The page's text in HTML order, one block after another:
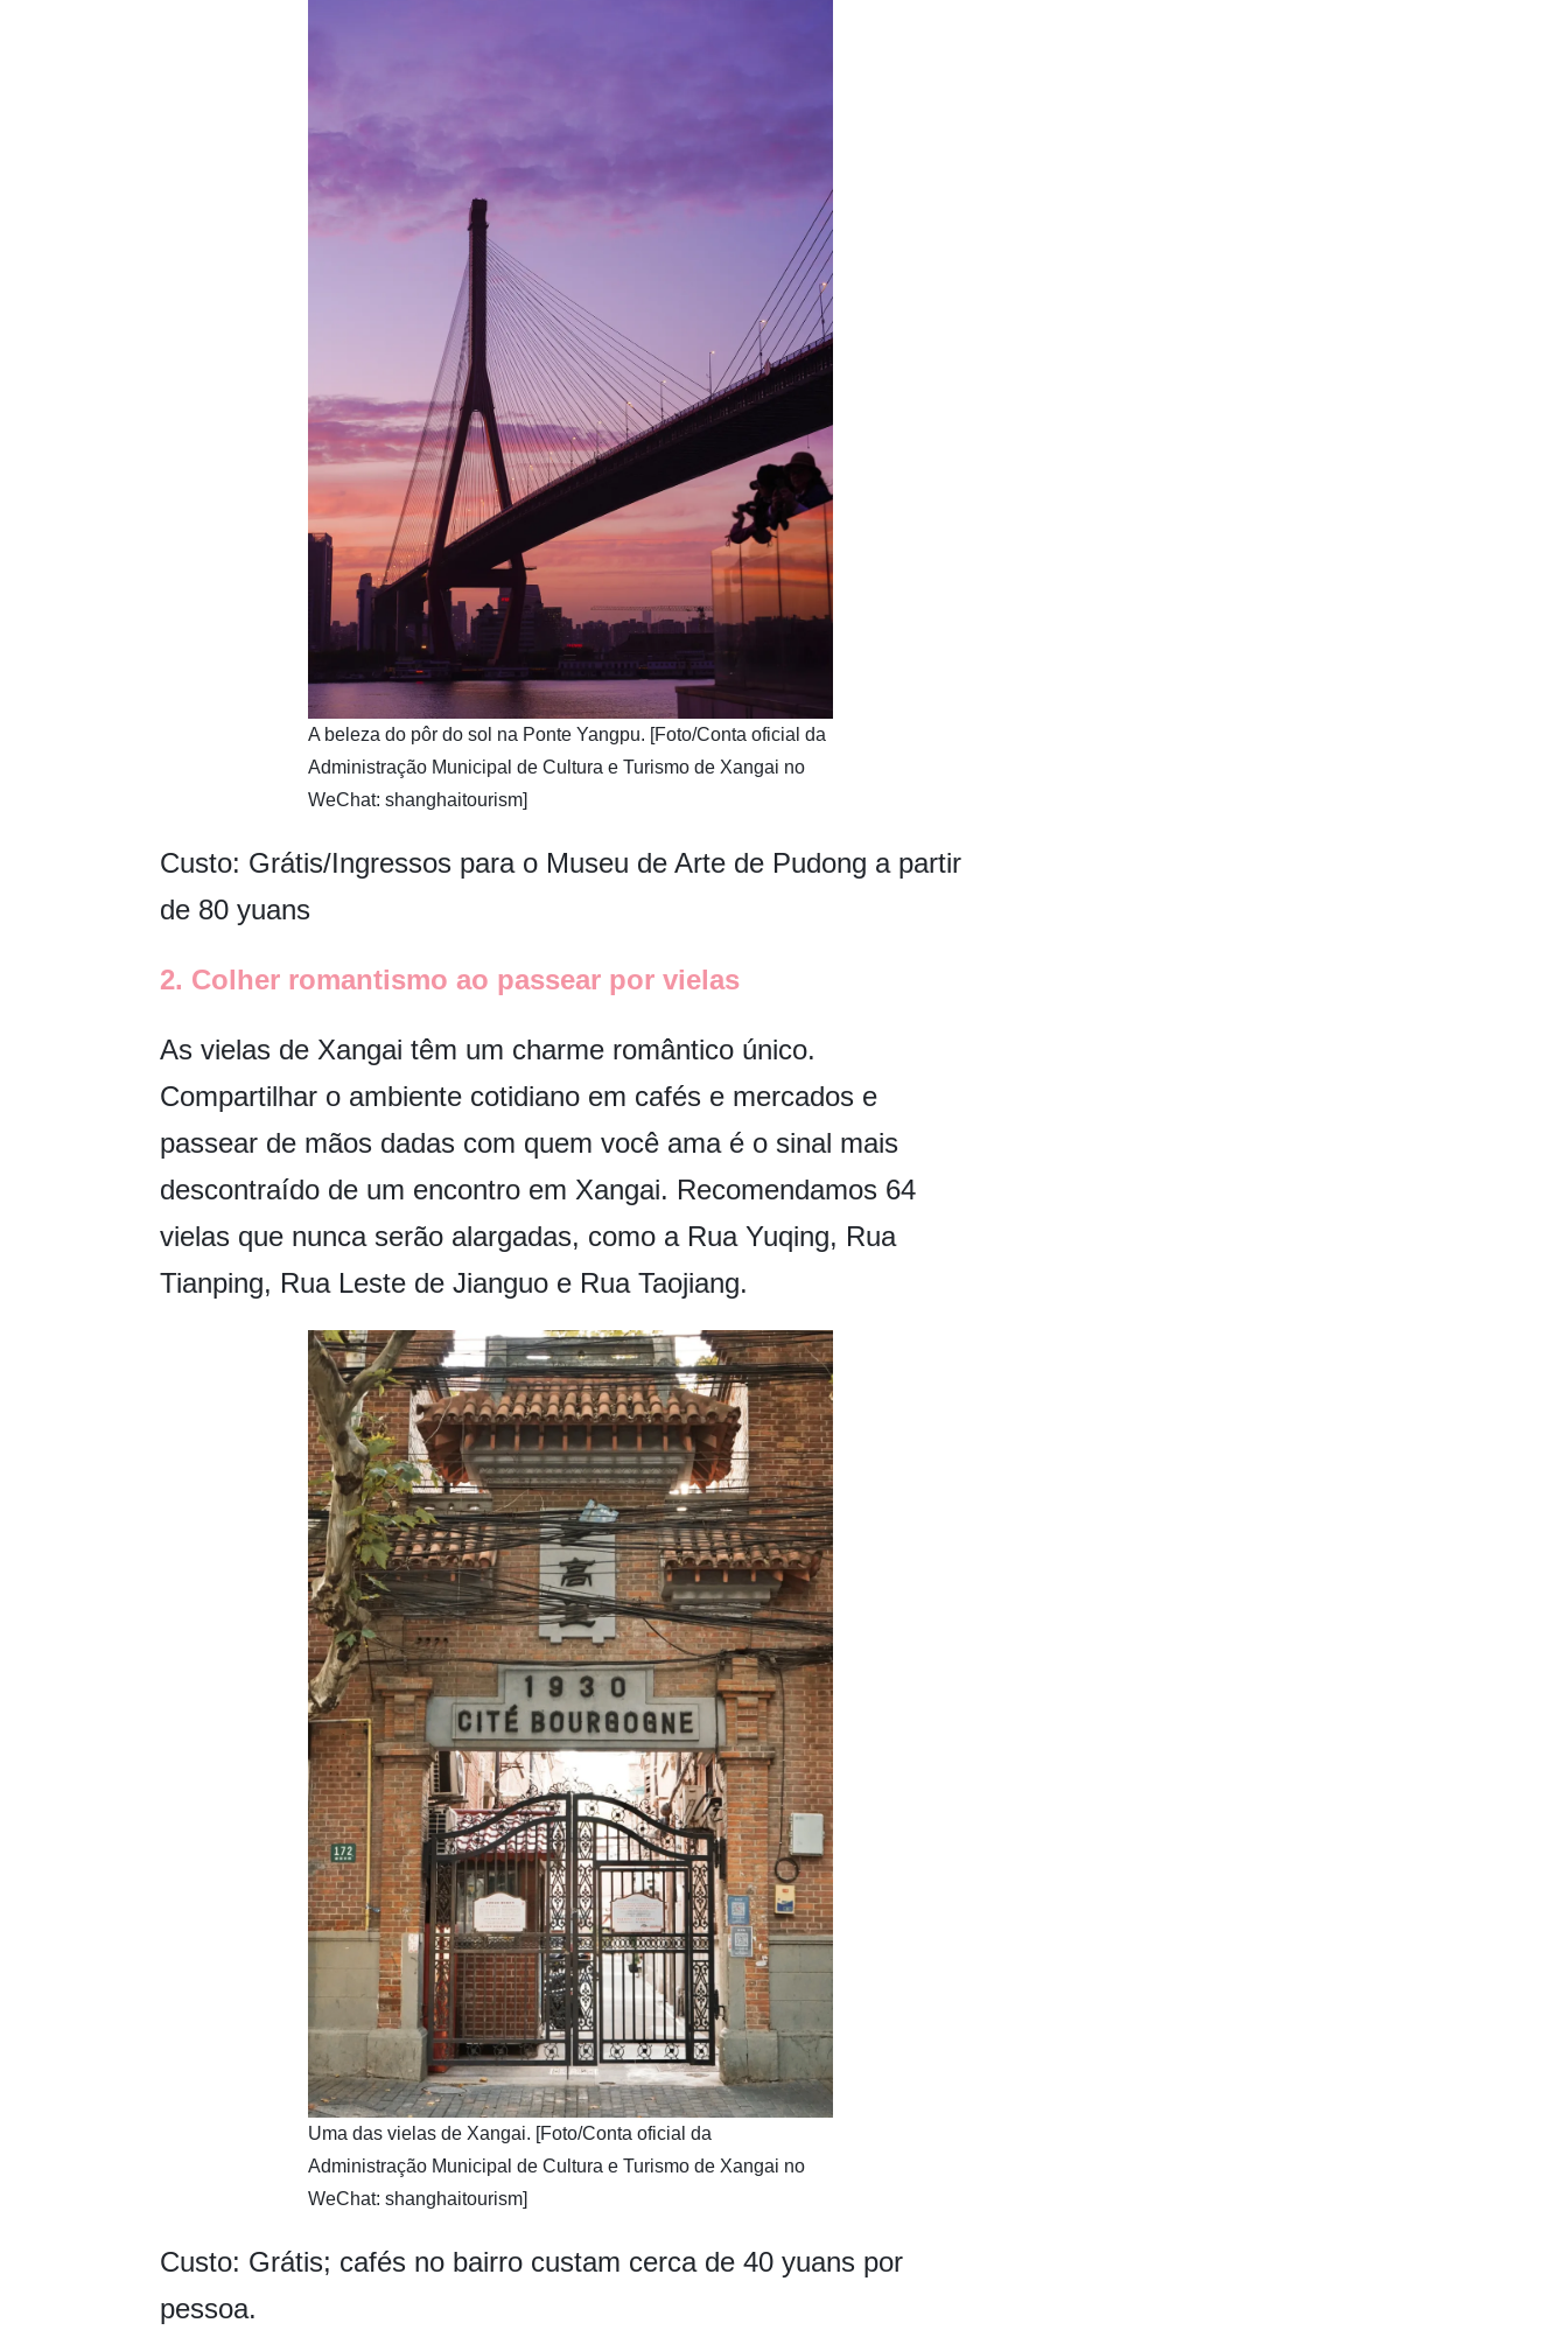
​A beleza do pôr do sol na Ponte Yangpu. [Foto/Conta oficial da
Administração Municipal de Cultura e Turismo de Xangai no
WeChat: shanghaitourism]
Custo: Grátis/Ingressos para o Museu de Arte de Pudong a partir
de 80 yuans
2. Colher romantismo ao passear por vielas
As vielas de Xangai têm um charme romântico único.
Compartilhar o ambiente cotidiano em cafés e mercados e
passear de mãos dadas com quem você ama é o sinal mais
descontraído de um encontro em Xangai. Recomendamos 64
vielas que nunca serão alargadas, como a Rua Yuqing, Rua
Tianping, Rua Leste de Jianguo e Rua Taojiang.
​Uma das vielas de Xangai. [Foto/Conta oficial da
Administração Municipal de Cultura e Turismo de Xangai no
WeChat: shanghaitourism]
Custo: Grátis; cafés no bairro custam cerca de 40 yuans por
pessoa.